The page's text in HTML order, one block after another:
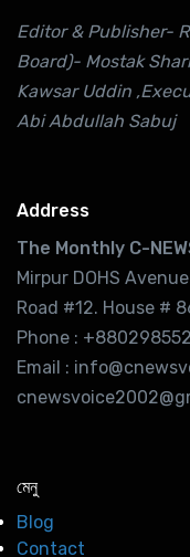
Editor & Publisher-
Board)- Mostak
Kawsar Uddin
Abi Abdullah Sabuj
Address
The Monthly C-
Mirpur DOHS
Road #12. House #
Phone :
Email :
মেনু
Blog
Contact